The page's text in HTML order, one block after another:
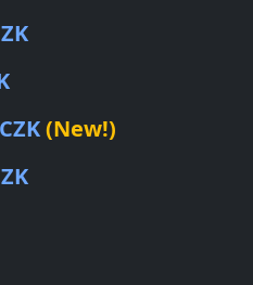
(New!)